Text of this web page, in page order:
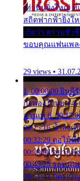
เท่านั้นยิ่งใหญ่ ที่
สถิตฟากฟ้ายิ่งใ
เถิดว่า ตราบชั่ว
ขอบคุณแฟนเพลง
29 views •
1. 00:00:00 ยินดี
กิ่งทองใบหยก 4.
ลานเท 6.
00:25:16 น้ำลงเ
00:32:29 ตอไม้ที่
00:39:08 อยากฟั
00:45:25 รอหน่อ
00:51:43 บัตรเชิ